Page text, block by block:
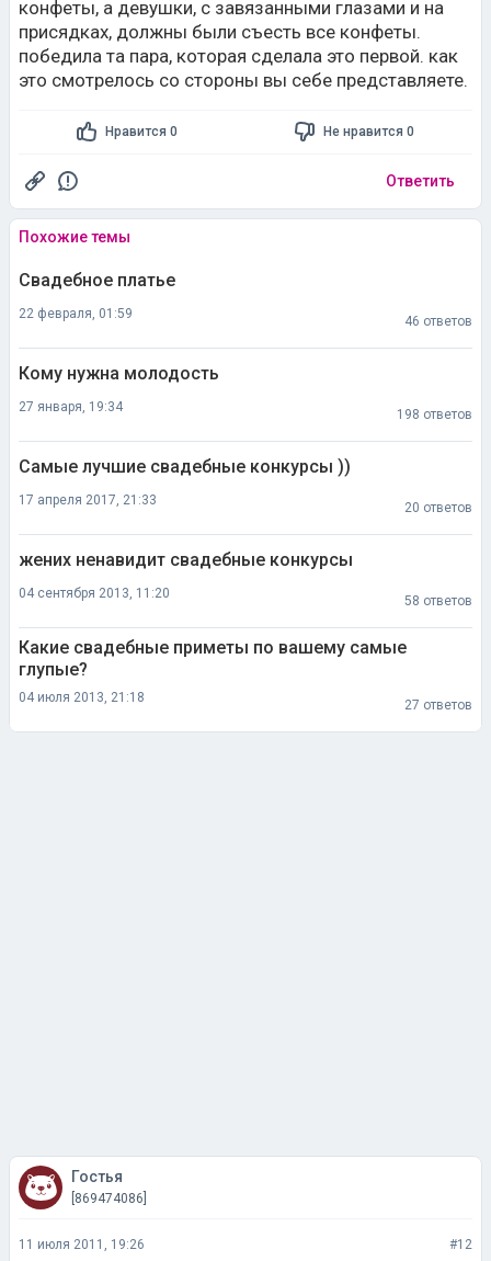
конфеты, а девушки, с завязанными глазами и на
присядках, должны были съесть все конфеты.
победила та пара, которая сделала это первой. как
это смотрелось со стороны вы себе представляете.
Нравится 0 Не нравится 0
Ответить
Похожие темы
Свадебное платье
22 февраля, 01:59
46 ответов
Кому нужна молодость
27 января, 19:34
198 ответов
Самые лучшие свадебные конкурсы ))
17 апреля 2017, 21:33
20 ответов
жених ненавидит свадебные конкурсы
04 сентября 2013, 11:20
58 ответов
Какие свадебные приметы по вашему самые
глупые?
04 июля 2013, 21:18
27 ответов
Гостья
[869474086]
11 июля 2011, 19:26 #12